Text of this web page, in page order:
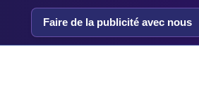
Faire de la publicité avec nous